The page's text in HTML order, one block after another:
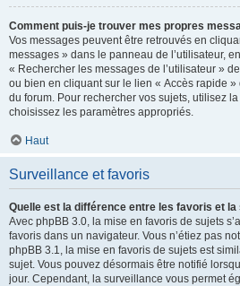
Comment puis-je trouver mes propres
Vos messages peuvent être retrouvés en
messages » dans le panneau de l’utilisateur,
« Rechercher les messages de l’utilisateur »
ou bien en cliquant sur le lien « Accès rapide »
du forum. Pour rechercher vos sujets, utilisez
choisissez les paramètres appropriés.
Haut
Surveillance et favoris
Quelle est la différence entre les favoris et
Avec phpBB 3.0, la mise en favoris de sujets
favoris dans un navigateur. Vous n’étiez pas
phpBB 3.1, la mise en favoris de sujets est
sujet. Vous pouvez désormais être notifié
jour. Cependant, la surveillance vous permet